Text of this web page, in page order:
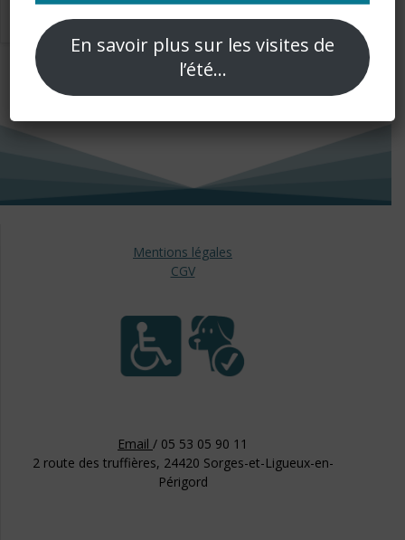
Mentions légales
CGV
Email / 05 53 05 90 11
2 route des truffières, 24420 Sorges-et-Ligueux-en-
Périgord
En savoir plus sur les visites de
l’été…